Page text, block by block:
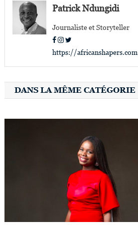
l’articlePatrick Ndungidi
Journaliste et Storyteller
https://africanshapers.com
DANS LA MÊME CATÉGORIE